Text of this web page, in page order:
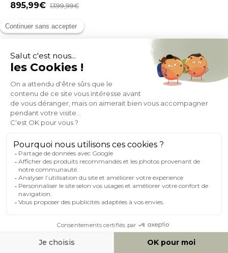
895,99 1399,99
Canapé d'angle convertible réversible avec coffre 4 places en